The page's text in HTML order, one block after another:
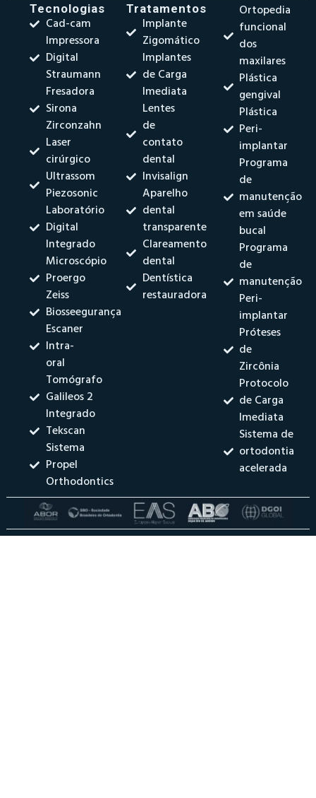
Tecnologias
Cad-cam
Impressora
Digital
Straumann
Fresadora
Sirona
Zirconzahn
Laser
cirúrgico
Ultrassom
Piezosonic
Laboratório
Digital
Integrado
Microscópio
Proergo
Zeiss
Biosseegurança
Escaner
Intra-
oral
Tomógrafo
Galileos 2
Integrado
Tekscan
Sistema
Propel
Orthodontics
Tratamentos
Implante
Zigomático
Implantes
de Carga
Imediata
Lentes
de
contato
dental
Invisalign
Aparelho
dental
transparente
Clareamento
dental
Dentística
restauradora
Ortopedia
funcional
dos
maxilares
Plástica
gengival
Plástica
Peri-
implantar
Programa
de
manutenção
em saúde
bucal
Programa
de
manutenção
Peri-
implantar
Próteses
de
Zircônia
Protocolo
de Carga
Imediata
Sistema de
ortodontia
acelerada